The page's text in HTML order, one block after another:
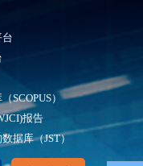
SCOPUS）
报告
据库（JST）